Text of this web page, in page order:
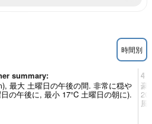
時間別
summary:
最大 土曜日の午後の間. 非常に穏や
の午後に, 最小 17°C 土曜日の朝に).
4 -
豪
風.